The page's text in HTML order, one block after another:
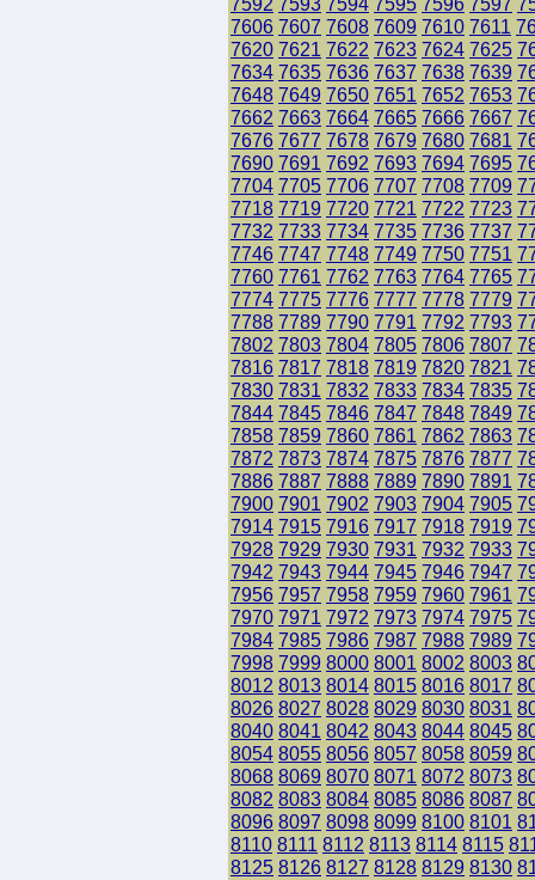
7606 7607 7608 7609 7610 7611
7620 7621 7622 7623 7624 7625
7634 7635 7636 7637 7638 7639
7648 7649 7650 7651 7652 7653
7662 7663 7664 7665 7666 7667
7676 7677 7678 7679 7680 7681
7690 7691 7692 7693 7694 7695
7704 7705 7706 7707 7708 7709
7718 7719 7720 7721 7722 7723
7732 7733 7734 7735 7736 7737
7746 7747 7748 7749 7750 7751
7760 7761 7762 7763 7764 7765
7774 7775 7776 7777 7778 7779
7788 7789 7790 7791 7792 7793
7802 7803 7804 7805 7806 7807
7816 7817 7818 7819 7820 7821
7830 7831 7832 7833 7834 7835
7844 7845 7846 7847 7848 7849
7858 7859 7860 7861 7862 7863
7872 7873 7874 7875 7876 7877
7886 7887 7888 7889 7890 7891
7900 7901 7902 7903 7904 7905
7914 7915 7916 7917 7918 7919
7928 7929 7930 7931 7932 7933
7942 7943 7944 7945 7946 7947
7956 7957 7958 7959 7960 7961
7970 7971 7972 7973 7974 7975
7984 7985 7986 7987 7988 7989
7998 7999 8000 8001 8002 8003
8012 8013 8014 8015 8016 8017
8026 8027 8028 8029 8030 8031
8040 8041 8042 8043 8044 8045
8054 8055 8056 8057 8058 8059
8068 8069 8070 8071 8072 8073
8082 8083 8084 8085 8086 8087
8096 8097 8098 8099 8100 8101
8110 8111 8112 8113 8114 8115
8125 8126 8127 8128 8129 8130